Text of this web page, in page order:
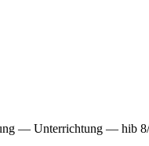
— Unterrichtung — hib